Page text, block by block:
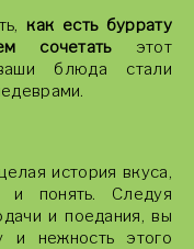
как есть буррату
сочетатьэтот
блюда стали
история вкуса,
и понять. Следуя
и поедания, вы
и нежность этого